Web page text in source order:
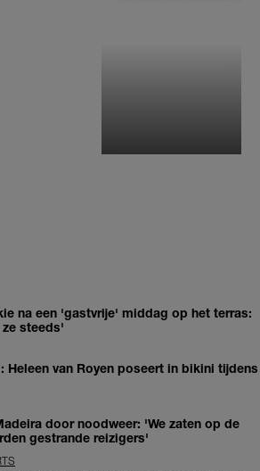
na een 'gastvrije' middag op het terras:
steeds'
Heleen van Royen poseert in bikini tijdens
door noodweer: 'We zaten op de
gestrande reizigers'